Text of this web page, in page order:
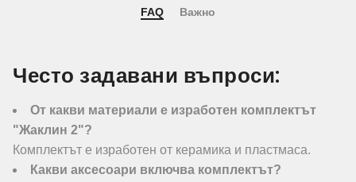
FAQ Важно
Често задавани въпроси:
От какви материали е изработен комплектът
"Жаклин 2"?
Комплектът е изработен от керамика и пластмаса.
Какви аксесоари включва комплектът?